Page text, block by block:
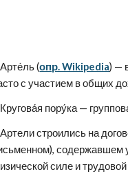
    Арте́ль (
опр. Wikipedia) —
с участием в общих
Кругова́я пору́ка —
— на
содержавшем
силе и